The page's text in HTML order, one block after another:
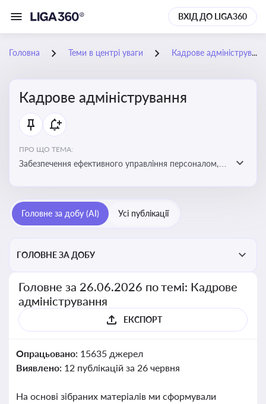
ВХІД ДО LIGA360
Головна Теми в центрі уваги Кадрове адміністрування
Кадрове адміністрування
ПРО ЩО ТЕМА:
Забезпечення ефективного управління персоналом,
Головне за добу (AI) Усі публікації
ГОЛОВНЕ ЗА ДОБУ
Головне за 26.06.2026 по темі: Кадрове
адміністрування
ЕКСПОРТ
Опрацьовано: 15635 джерел
Виявлено: 12 публікацій за 26 червня
На основі зібраних матеріалів ми сформували